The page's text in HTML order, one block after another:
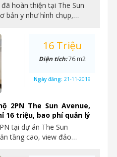
hoàn thiện tại The Sun
bản y như hình chụp,…
2PN The Sun Avenue,
16 triệu, bao phí quản lý
tại dự án The Sun
tầng cao, view đảo…
16 Triệu
Diện tích:76 m2
Ngày đăng: 21-11-2019